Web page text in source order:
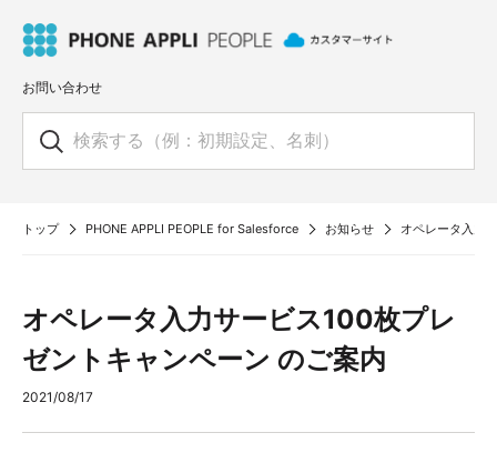
お問い合わせ
トップ PHONE APPLI PEOPLE for Salesforce お知らせ オペレータ入力
オペレータ入力サービス100枚プレ
ゼントキャンペーン のご案内
2021/08/17